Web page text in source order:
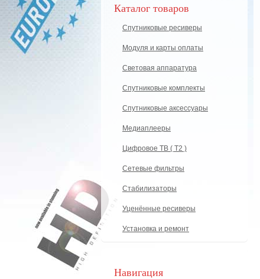
Каталог товаров
Спутниковые ресиверы
Модуля и карты оплаты
Световая аппаратура
Спутниковые комплекты
Спутниковые аксессуары
Медиаплееры
Цифровое ТВ ( Т2 )
Сетевые фильтры
Стабилизаторы
Уценённые ресиверы
Установка и ремонт
Навигация